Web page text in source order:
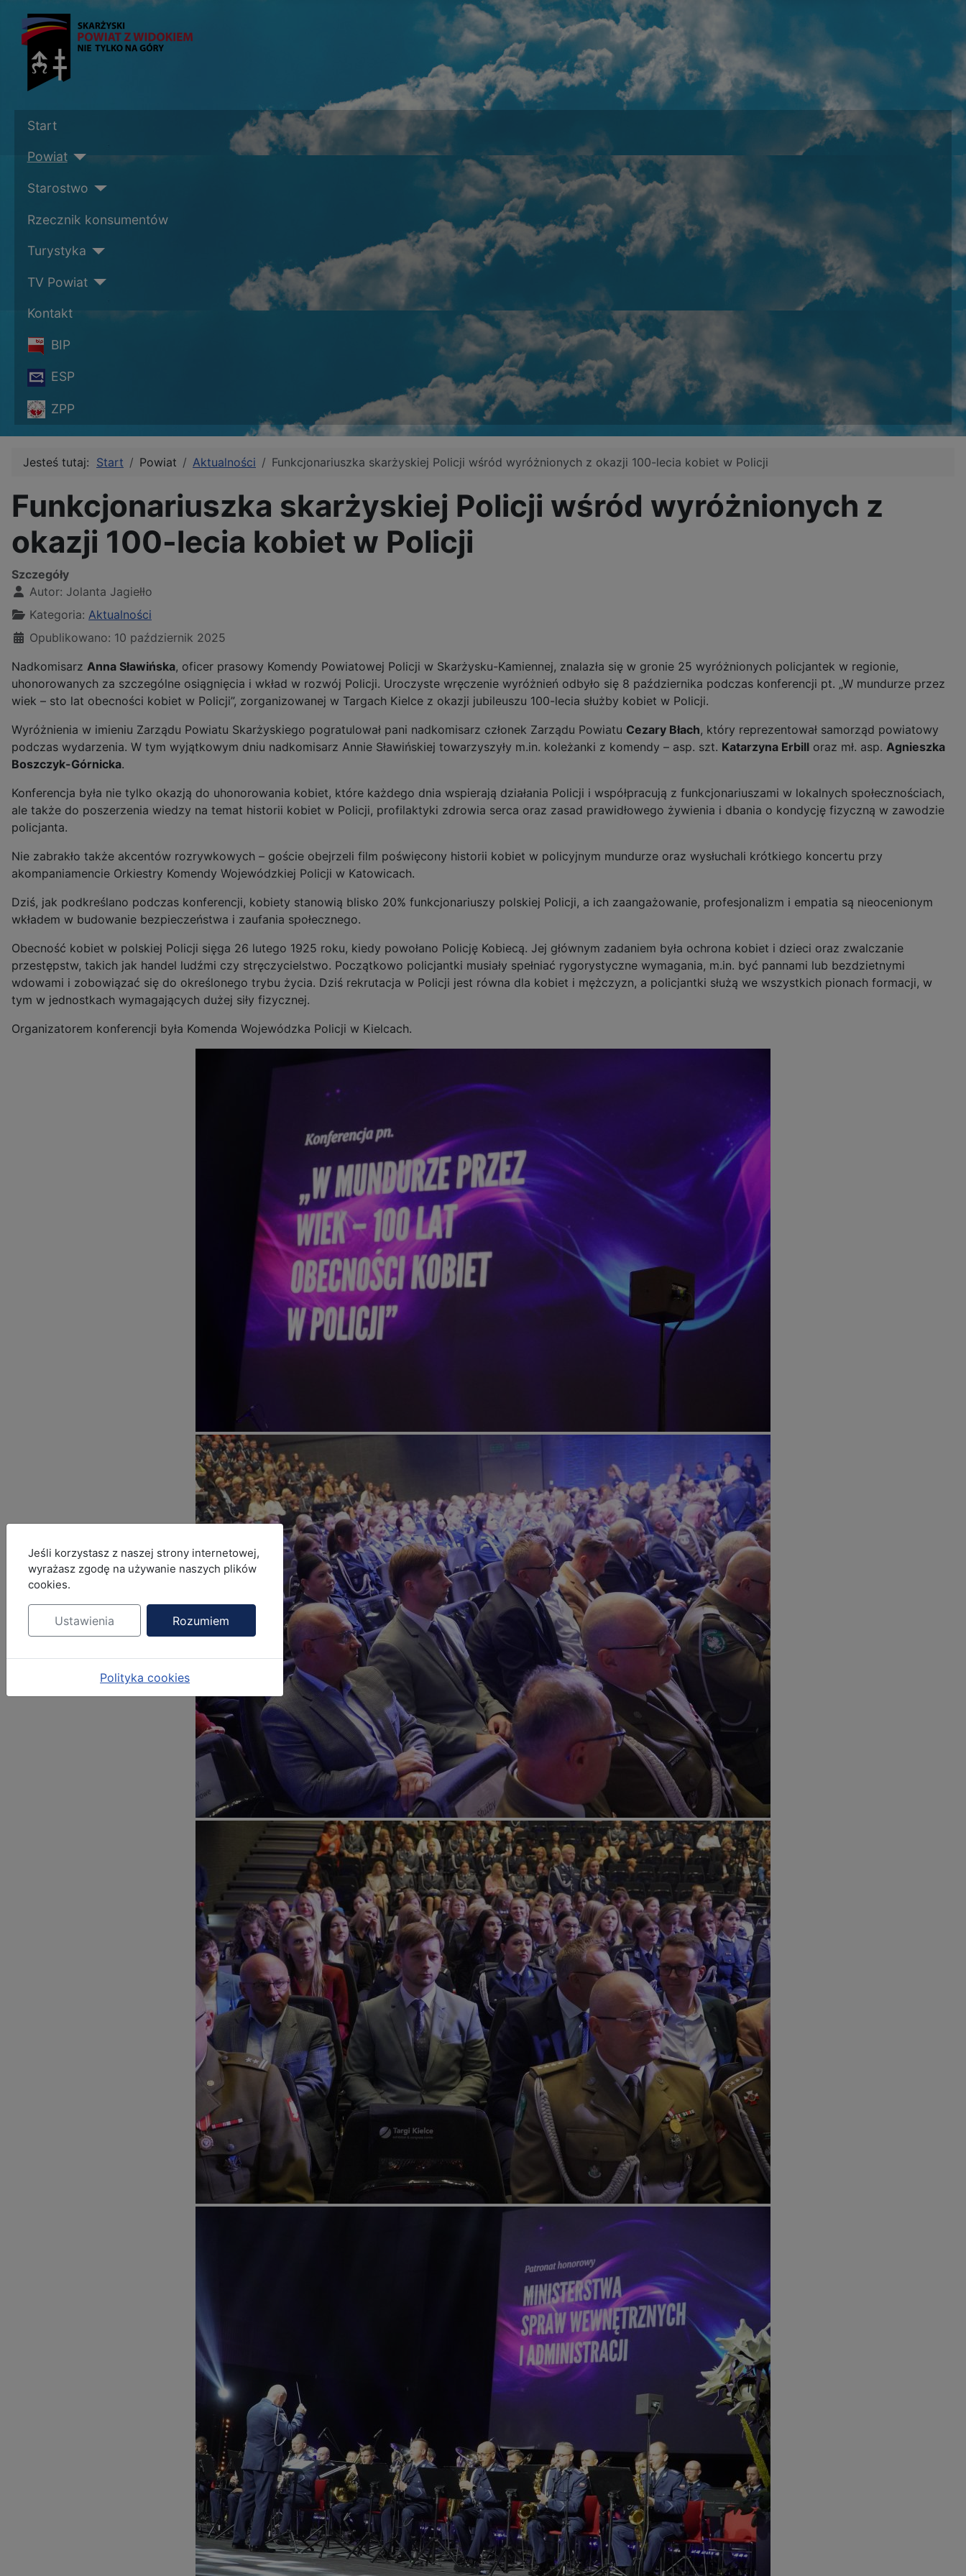
Start
Powiat
Starostwo
Rzecznik konsumentów
Turystyka
TV Powiat
Kontakt
BIP
ESP
ZPP
Jesteś tutaj: Start Powiat Aktualności Funkcjonariuszka skarżyskiej Policji wśród wyróżnionych z okazji 100-lecia kobiet w Policji
Funkcjonariuszka skarżyskiej Policji wśród wyróżnionych z
okazji 100-lecia kobiet w Policji
Szczegóły
Autor: Jolanta Jagiełło
Kategoria: Aktualności
Opublikowano: 10 październik 2025
Nadkomisarz Anna Sławińska, oficer prasowy Komendy Powiatowej Policji w Skarżysku-Kamiennej, znalazła się w gronie 25 wyróżnionych policjantek w regionie,
uhonorowanych za szczególne osiągnięcia i wkład w rozwój Policji. Uroczyste wręczenie wyróżnień odbyło się 8 października podczas konferencji pt. „W mundurze przez
wiek – sto lat obecności kobiet w Policji”, zorganizowanej w Targach Kielce z okazji jubileuszu 100-lecia służby kobiet w Policji.
Wyróżnienia w imieniu Zarządu Powiatu Skarżyskiego pogratulował pani nadkomisarz członek Zarządu Powiatu Cezary Błach, który reprezentował samorząd powiatowy
podczas wydarzenia. W tym wyjątkowym dniu nadkomisarz Annie Sławińskiej towarzyszyły m.in. koleżanki z komendy – asp. szt. Katarzyna Erbill oraz mł. asp. Agnieszka
Boszczyk-Górnicka.
Konferencja była nie tylko okazją do uhonorowania kobiet, które każdego dnia wspierają działania Policji i współpracują z funkcjonariuszami w lokalnych społecznościach,
ale także do poszerzenia wiedzy na temat historii kobiet w Policji, profilaktyki zdrowia serca oraz zasad prawidłowego żywienia i dbania o kondycję fizyczną w zawodzie
policjanta.
Nie zabrakło także akcentów rozrywkowych – goście obejrzeli film poświęcony historii kobiet w policyjnym mundurze oraz wysłuchali krótkiego koncertu przy
akompaniamencie Orkiestry Komendy Wojewódzkiej Policji w Katowicach.
Dziś, jak podkreślano podczas konferencji, kobiety stanowią blisko 20% funkcjonariuszy polskiej Policji, a ich zaangażowanie, profesjonalizm i empatia są nieocenionym
wkładem w budowanie bezpieczeństwa i zaufania społecznego.
Obecność kobiet w polskiej Policji sięga 26 lutego 1925 roku, kiedy powołano Policję Kobiecą. Jej głównym zadaniem była ochrona kobiet i dzieci oraz zwalczanie
przestępstw, takich jak handel ludźmi czy stręczycielstwo. Początkowo policjantki musiały spełniać rygorystyczne wymagania, m.in. być pannami lub bezdzietnymi
wdowami i zobowiązać się do określonego trybu życia. Dziś rekrutacja w Policji jest równa dla kobiet i mężczyzn, a policjantki służą we wszystkich pionach formacji, w
tym w jednostkach wymagających dużej siły fizycznej.
Organizatorem konferencji była Komenda Wojewódzka Policji w Kielcach.
MOD_JBCOOKIES_LANG_HEADER_DEFAULT
Jeśli korzystasz z naszej strony internetowej,
wyrażasz zgodę na używanie naszych plików
cookies.
Ustawienia Rozumiem
Polityka cookies